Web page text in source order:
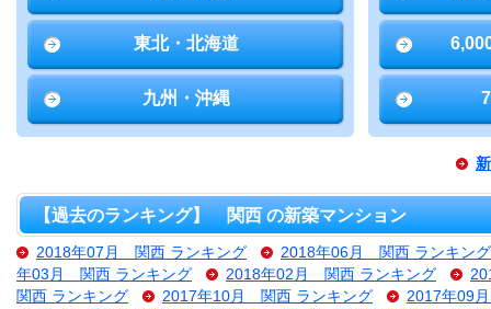
東北・北海道
九州・沖縄
【過去のランキング】 関西 の新築マンション
2018年07月 関西 ランキング
2018年06月 関西 ランキング
年03月 関西 ランキング
2018年02月 関西 ランキング
関西 ランキング
2017年10月 関西 ランキング
2017年09